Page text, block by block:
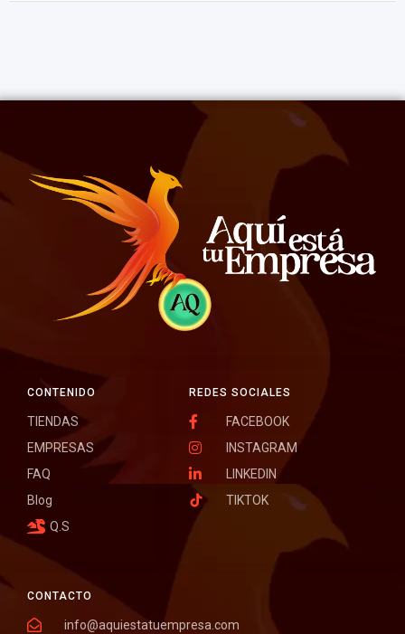
CONTACTO
info@aquiestatuempresa.com
REDES SOCIALES
FACEBOOK
INSTAGRAM
LINKEDIN
TIKTOK
CONTENIDO
TIENDAS
EMPRESAS
FAQ
Blog
Q.S